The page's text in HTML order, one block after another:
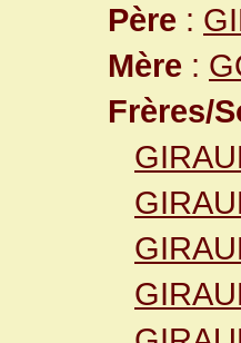
Père :
Mère :
Frères/